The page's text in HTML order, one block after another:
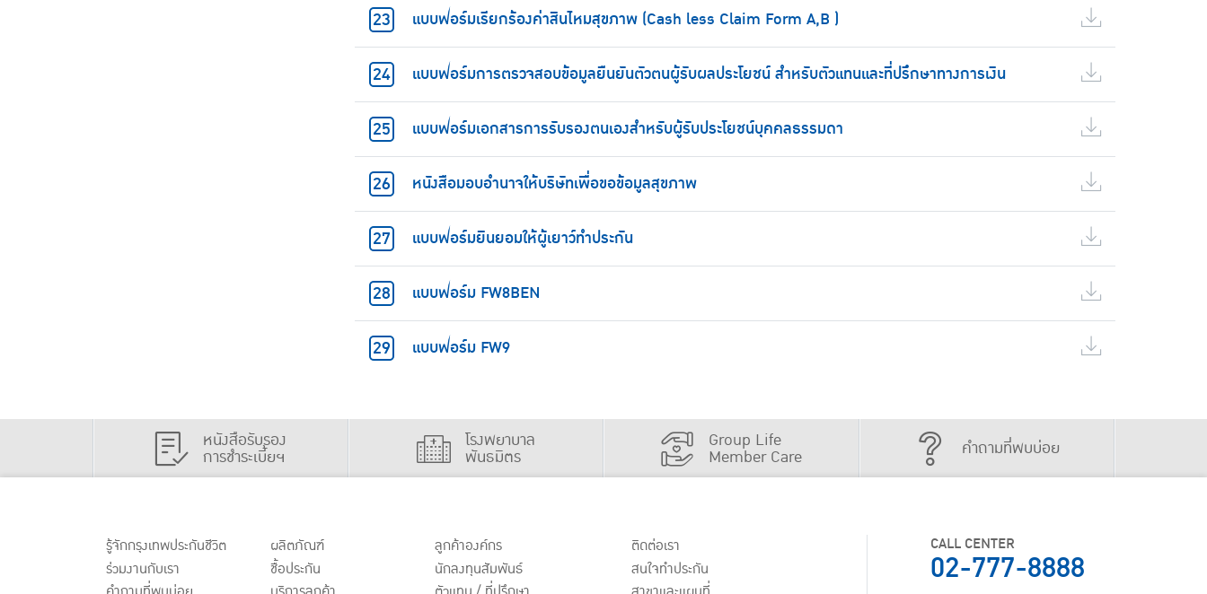
แบบฟอร์มเรียกร้องค่าสินไหมสุขภาพ (Cash less Claim Form A,B )
แบบฟอร์มการตรวจสอบข้อมูลยืนยันตัวตนผู้รับผลประโยชน์ สำหรับตัวแทนและที่ปรึกษาทางการเงิน
แบบฟอร์มเอกสารการรับรองตนเองสำหรับผู้รับประโยชน์บุคคลธรรมดา
หนังสือมอบอำนาจให้บริษัทเพื่อขอข้อมูลสุขภาพ
แบบฟอร์มยินยอมให้ผู้เยาว์ทำประกัน
แบบฟอร์ม FW8BEN
แบบฟอร์ม FW9
หนังสือรับรอง
การชำระเบี้ยฯ
โรงพยาบาล
พันธมิตร
Group Life
Member Care คำถามที่พบบ่อย
รู้จักกรุงเทพประกันชีวิต
ร่วมงานกับเรา
ผลิตภัณฑ์
ชื้อประกัน
ลูกค้าองค์กร
นักลงทุนสัมพันธ์
ติดต่อเรา
สนใจทำประกัน
CALL CENTER
02-777-8888